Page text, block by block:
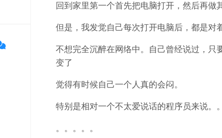
回到家里第一个首先把电脑打开，然后再做
但是，我发觉自己每次打开电脑后，都是对
不想完全沉醉在网络中。自己曾经说过，只
变了
觉得有时候自己一个人真的会闷。
特别是相对一个不太爱说话的程序员来说。
。。。。。